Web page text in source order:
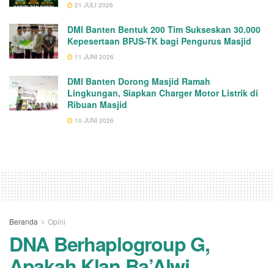
21 JULI 2026
DMI Banten Bentuk 200 Tim Sukseskan 30.000
Kepesertaan BPJS-TK bagi Pengurus Masjid
11 JUNI 2026
DMI Banten Dorong Masjid Ramah
Lingkungan, Siapkan Charger Motor Listrik di
Ribuan Masjid
10 JUNI 2026
Beranda Opini
DNA Berhaplogroup G,